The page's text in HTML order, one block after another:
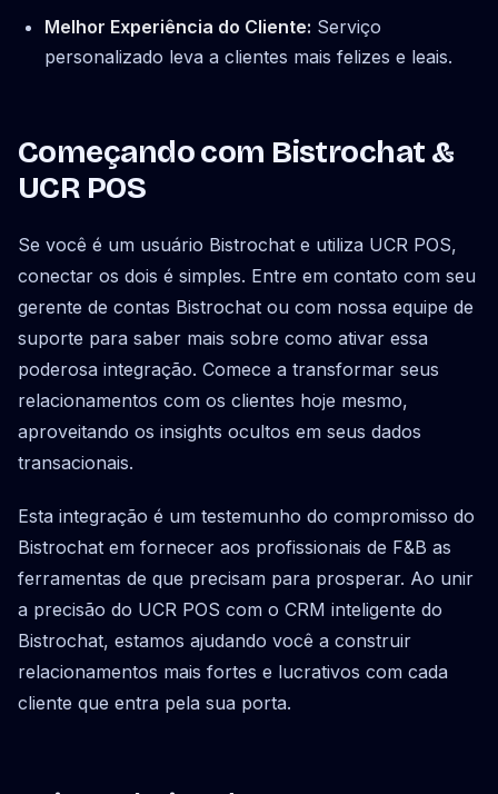
Melhor Experiência do Cliente: Serviço
personalizado leva a clientes mais felizes e leais.
Começando com Bistrochat &
UCR POS
Se você é um usuário Bistrochat e utiliza UCR POS,
conectar os dois é simples. Entre em contato com seu
gerente de contas Bistrochat ou com nossa equipe de
suporte para saber mais sobre como ativar essa
poderosa integração. Comece a transformar seus
relacionamentos com os clientes hoje mesmo,
aproveitando os insights ocultos em seus dados
transacionais.
Esta integração é um testemunho do compromisso do
Bistrochat em fornecer aos profissionais de F&B as
ferramentas de que precisam para prosperar. Ao unir
a precisão do UCR POS com o CRM inteligente do
Bistrochat, estamos ajudando você a construir
relacionamentos mais fortes e lucrativos com cada
cliente que entra pela sua porta.